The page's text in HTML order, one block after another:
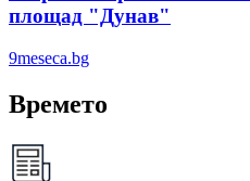
площад "Дунав"
9meseca.bg
Времето